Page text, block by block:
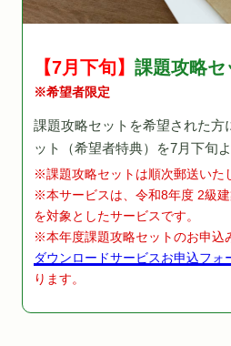
【7月下旬】 課題攻略セ
※希望者限定
課題攻略セットを希望された方
ット（希望者特典）を7月下旬
※課題攻略セットは順次郵送いた
※本サービスは、令和8年度 2級
を対象としたサービスです。
※本年度課題攻略セットのお申込
ダウンロードサービスお申込フォ
ります。